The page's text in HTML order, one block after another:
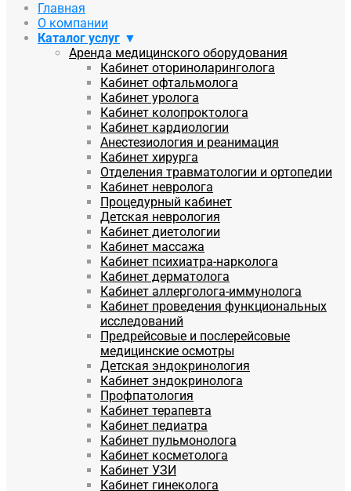
Главная
О компании
Каталог услуг
Аренда медицинского оборудования
Кабинет оториноларинголога
Кабинет офтальмолога
Кабинет уролога
Кабинет колопроктолога
Кабинет кардиологии
Анестезиология и реанимация
Кабинет хирурга
Отделения травматологии и ортопедии
Кабинет невролога
Процедурный кабинет
Детская неврология
Кабинет диетологии
Кабинет массажа
Кабинет психиатра-нарколога
Кабинет дерматолога
Кабинет аллерголога-иммунолога
Кабинет проведения функциональных
исследований
Предрейсовые и послерейсовые
медицинские осмотры
Детская эндокринология
Кабинет эндокринолога
Профпатология
Кабинет терапевта
Кабинет педиатра
Кабинет пульмонолога
Кабинет косметолога
Кабинет УЗИ
Кабинет гинеколога